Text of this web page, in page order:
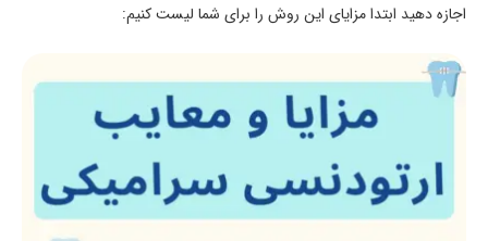
اجازه دهید ابتدا مزایای این روش را برای شما لیست کنیم: